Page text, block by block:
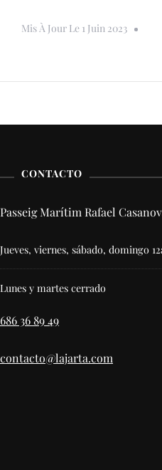
Mis À Jour Le 1 Juin 2023
CONTACTO
Passeig Marítim Rafael
Jueves, viernes, sábado, domingo
Lunes y martes cerrado
686 36 89 49
contacto@lajarta.com